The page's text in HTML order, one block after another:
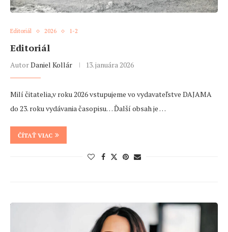
Editoriál 2026 1-2
Editoriál
AutorDaniel Kollár 13. januára 2026
Milí čitatelia,v roku 2026 vstupujeme vo vydavateľstve DAJAMA
do 23. roku vydávania časopisu… Ďalší obsah je …
ČÍTAŤ VIAC